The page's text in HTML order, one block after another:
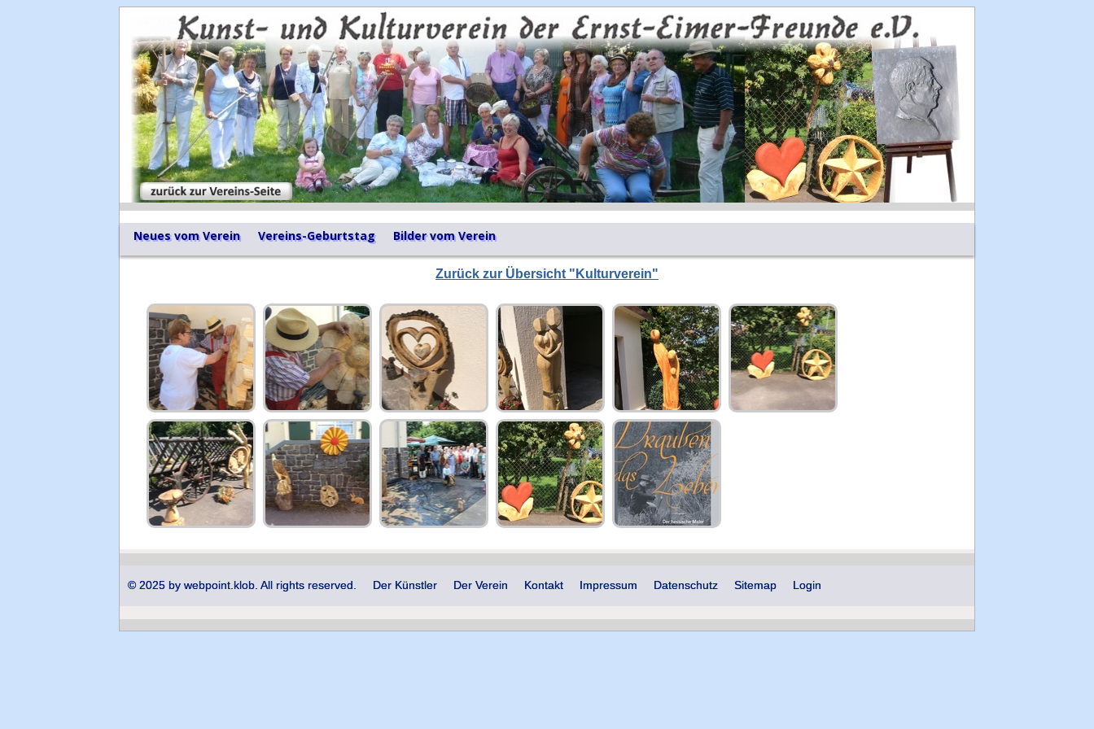
Neues vom Verein Vereins-Geburtstag Bilder vom Verein
Zurück zur Übersicht "Kulturverein"
© 2025 by webpoint.klob. All rights reserved. Der Künstler Der Verein Kontakt Impressum Datenschutz Sitemap Login